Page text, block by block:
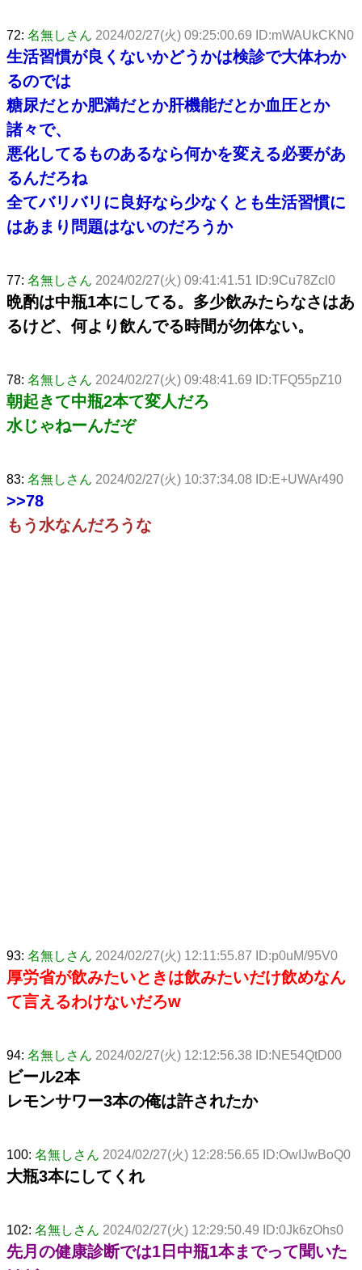
72: 名無しさん 2024/02/27(火) 09:25:00.69 ID:mWAUkCKN0
生活習慣が良くないかどうかは検診で大体わか
るのでは
糖尿だとか肥満だとか肝機能だとか血圧とか
諸々で、
悪化してるものあるなら何かを変える必要があ
るんだろね
全てバリバリに良好なら少なくとも生活習慣に
はあまり問題はないのだろうか
77: 名無しさん 2024/02/27(火) 09:41:41.51 ID:9Cu78Zcl0
晩酌は中瓶1本にしてる。多少飲みたらなさはあ
るけど、何より飲んでる時間が勿体ない。
78: 名無しさん 2024/02/27(火) 09:48:41.69 ID:TFQ55pZ10
朝起きて中瓶2本て変人だろ
水じゃねーんだぞ
83: 名無しさん 2024/02/27(火) 10:37:34.08 ID:E+UWAr490
>>78
もう水なんだろうな
93: 名無しさん 2024/02/27(火) 12:11:55.87 ID:p0uM/95V0
厚労省が飲みたいときは飲みたいだけ飲めなん
て言えるわけないだろw
94: 名無しさん 2024/02/27(火) 12:12:56.38 ID:NE54QtD00
ビール2本
レモンサワー3本の俺は許されたか
100: 名無しさん 2024/02/27(火) 12:28:56.65 ID:OwIJwBoQ0
大瓶3本にしてくれ
102: 名無しさん 2024/02/27(火) 12:29:50.49 ID:0Jk6zOhs0
先月の健康診断では1日中瓶1本までって聞いた